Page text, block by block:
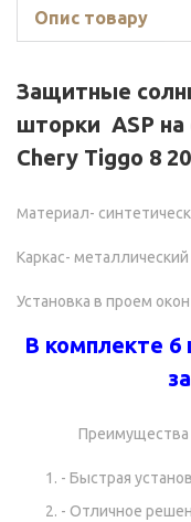
Опис товару
Защитные
шторки ASP на
Chery Tiggo 8
Материал-
Каркас- металлический
Установка в проем
В комплекте 6
Преимущества
- Быстрая
- Отличное